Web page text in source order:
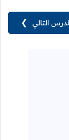
التالي ❯